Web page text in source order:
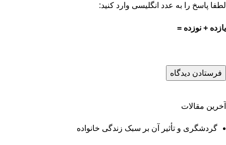
لطفا پاسخ را به عدد انگلیسی وارد کنید:
یازده + نوزده =
آخرین مقالات
گردشگری و تأثیر آن بر سبک زندگی خانواده